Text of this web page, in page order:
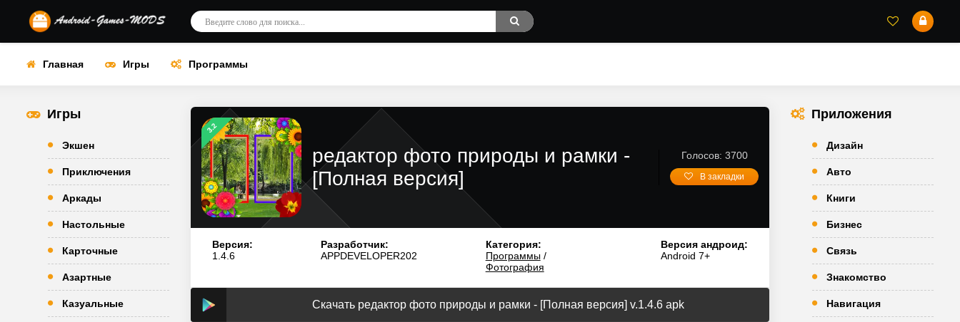
Главная Игры Программы
Игры
Экшен
Приключения
Аркады
Настольные
Карточные
Азартные
Казуальные
3.2
редактор фото природы и рамки -
[Полная версия]
Голосов: 3700
В закладки
Версия:
1.4.6
Разработчик:
APPDEVELOPER202
Категория:
Программы/
Фотография
Версия андроид:
Android 7+
Скачать редактор фото природы и рамки - [Полная версия] v.1.4.6 apk
Приложения
Дизайн
Авто
Книги
Бизнес
Связь
Знакомство
Навигация